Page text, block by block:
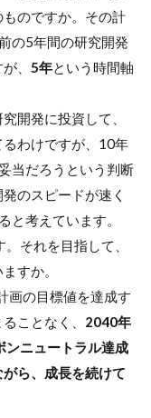
のですか。その計
の5年間の研究開発
、 5年という時間軸
発に投資して、
わけですが、10年
当だろうという判断
のスピードが速く
と考えています。
。それを目指して、
すか。
の目標値を達成す
ことなく、 2040年
ニュートラル達成
ら、成長を続けて